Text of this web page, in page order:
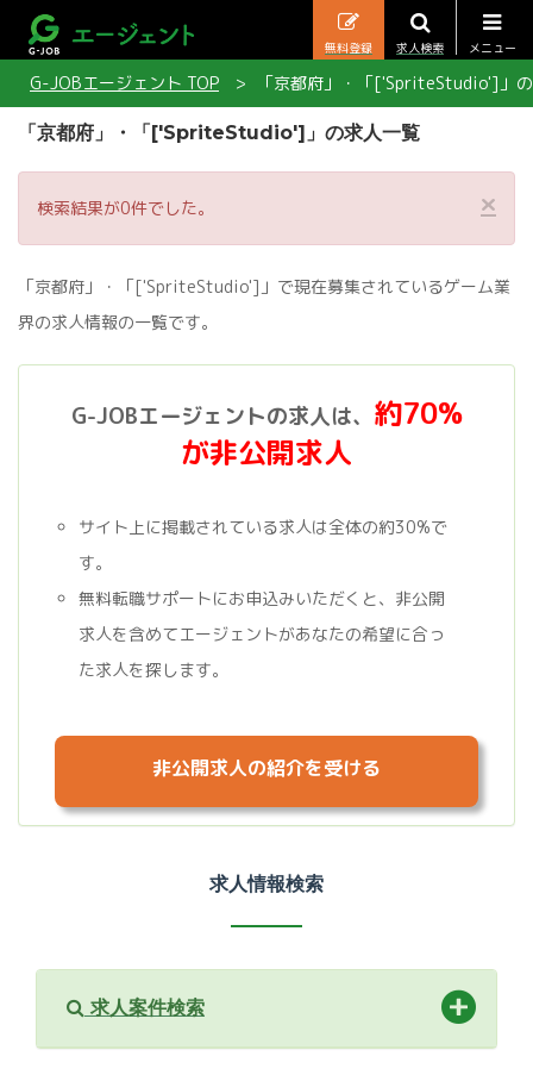
メニュー
求人検索
無料登録
G-JOBエージェント TOP 「京都府」・「['SpriteStudio']」
「京都府」・「['SpriteStudio']」の求人一覧
×
検索結果が0件でした。
「京都府」・「['SpriteStudio']」で現在募集されているゲーム業
界の求人情報の一覧です。
G-JOBエージェントの求人は、 約70%
が非公開求人
サイト上に掲載されている求人は全体の約30%で
す。
無料転職サポートにお申込みいただくと、非公開
求人を含めてエージェントがあなたの希望に合っ
た求人を探します。
非公開求人の紹介を受ける
求人情報検索
求人案件検索